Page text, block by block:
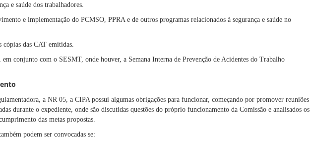
e saúde dos trabalhadores.
e implementação do PCMSO, PPRA e de outros programas relacionados à segurança e saúde no
cópias das CAT emitidas.
conjunto com o SESMT, onde houver, a Semana Interna de Prevenção de Acidentes do Trabalho
a NR 05, a CIPA possui algumas obrigações para funcionar, começando por promover reuniões
durante o expediente, onde são discutidas questões do próprio funcionamento da Comissão e analisados os
das metas propostas.
podem ser convocadas se: